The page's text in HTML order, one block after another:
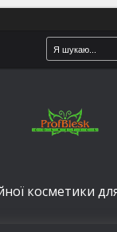
косметики для